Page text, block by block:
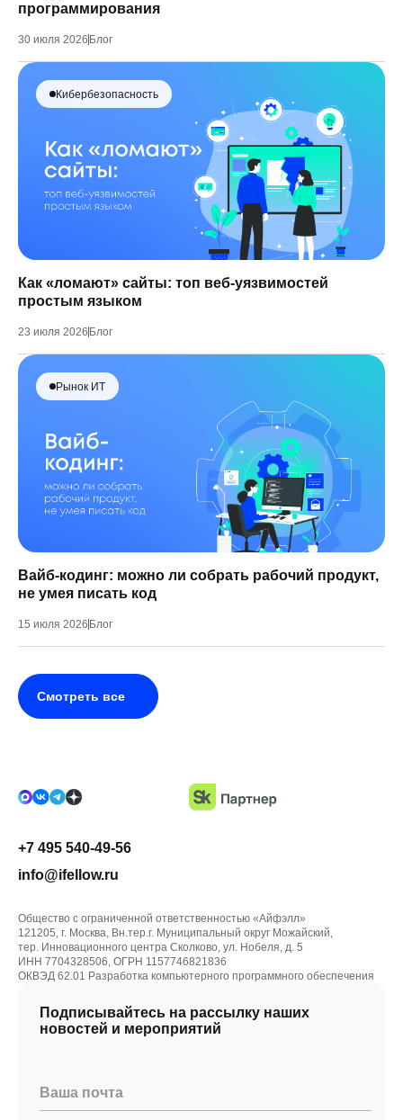
программирования
30 июля 2026 Блог
Кибербезопасность
Как «ломают» сайты: топ веб-уязвимостей
простым языком
23 июля 2026 Блог
Рынок ИТ
Вайб-кодинг: можно ли собрать рабочий продукт,
не умея писать код
15 июля 2026 Блог
Смотреть все
Подписывайтесь на рассылку наших
новостей и мероприятий
Ваша почта
+7 495 540-49-56
info@ifellow.ru
Общество с ограниченной ответственностью «Айфэлл»
121205, г. Москва, Вн.тер.г. Муниципальный округ Можайский,
тер. Инновационного центра Сколково, ул. Нобеля, д. 5
ИНН 7704328506, ОГРН 1157746821836
ОКВЭД 62.01 Разработка компьютерного программного обеспечения